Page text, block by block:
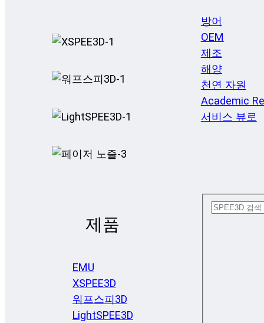
제품
EMU
XSPEE3D
워프스피3D
LightSPEE3D
방어
OEM
제조
해양
천연 자원
Academic
서비스 뷰로